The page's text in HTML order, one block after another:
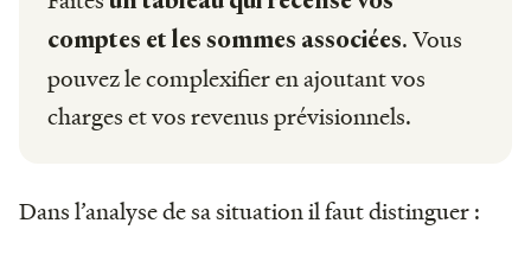
comptes et les sommes associées. Vous
pouvez le complexifier en ajoutant vos
charges et vos revenus prévisionnels.
Dans l’analyse de sa situation il faut distinguer :